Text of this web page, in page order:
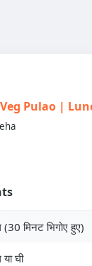
Veg Pulao |
(30 मिनट भिगोए हुए)
घी